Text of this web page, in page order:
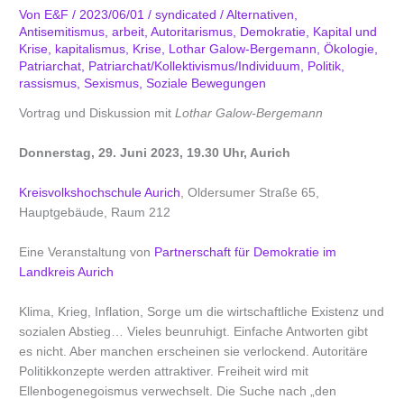
Von E&F/ 2023/06/01/syndicated /Alternativen
Antisemitismus ,arbeit ,Autoritarismus Demokratie Kapital und
Krise kapitalismus Krise Lothar Galow-Bergemann ,Ökologie
Patriarchat Patriarchat/Kollektivismus/Individuum Politik
rassismus ,Sexismus ,Soziale Bewegungen
Vortrag und Diskussion mitLothar Galow-Bergemann
Donnerstag, 29. Juni 2023, 19.30 Uhr, Aurich
Kreisvolkshochschule Aurich, Oldersumer Straße 65,
Hauptgebäude, Raum 212
Eine Veranstaltung von Partnerschaft für Demokratie im
Landkreis Aurich
Klima, Krieg, Inflation, Sorge um die wirtschaftliche Existenz und
sozialen Abstieg… Vieles beunruhigt. Einfache Antworten gibt
es nicht. Aber manchen erscheinen sie verlockend. Autoritäre
Politikkonzepte werden attraktiver. Freiheit wird mit
Ellenbogenegoismus verwechselt. Die Suche nach „den